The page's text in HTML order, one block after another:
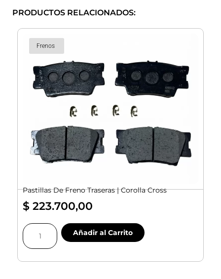
PRODUCTOS RELACIONADOS:
Frenos
Pastillas De Freno Traseras | Corolla Cross
$ 223.700,00
Pastillas
Freno
Añadir al Carrito